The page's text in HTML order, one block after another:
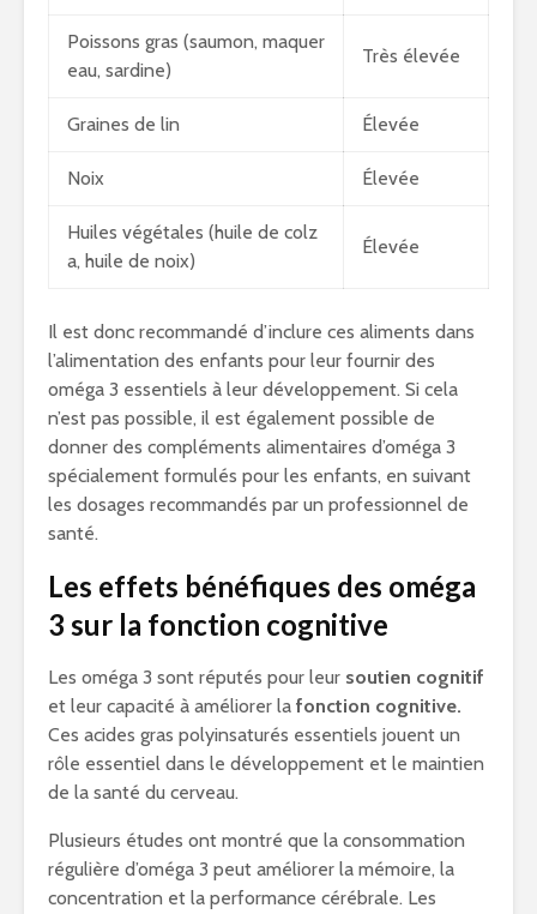
Poissons gras (saumon, maquer
eau, sardine)
Très élevée
Graines de lin Élevée
Noix Élevée
Huiles végétales (huile de colz
a, huile de noix)
Élevée
Il est donc recommandé d’inclure ces aliments dans
l’alimentation des enfants pour leur fournir des
oméga 3 essentiels à leur développement. Si cela
n’est pas possible, il est également possible de
donner des compléments alimentaires d’oméga 3
spécialement formulés pour les enfants, en suivant
les dosages recommandés par un professionnel de
santé.
Les effets bénéfiques des oméga
3 sur la fonction cognitive
Les oméga 3 sont réputés pour leur soutien cognitif
et leur capacité à améliorer la fonction cognitive.
Ces acides gras polyinsaturés essentiels jouent un
rôle essentiel dans le développement et le maintien
de la santé du cerveau.
Plusieurs études ont montré que la consommation
régulière d’oméga 3 peut améliorer la mémoire, la
concentration et la performance cérébrale. Les